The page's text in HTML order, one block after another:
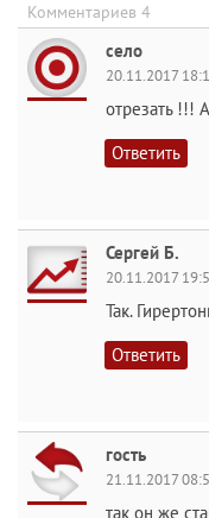
Комментариев 4
село
20.11.2017
отрезать !!!
Ответить
Сергей Б.
20.11.2017
Так.
Ответить
гость
21.11.2017
так он же